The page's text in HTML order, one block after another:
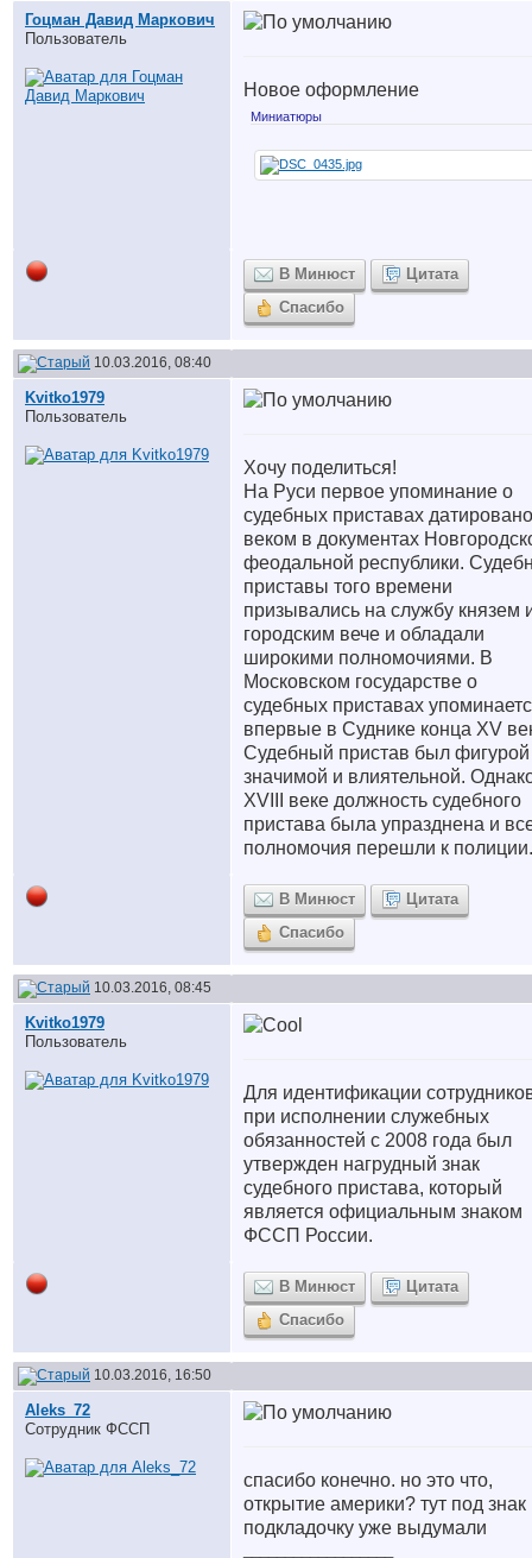
Гоцман Давид Маркович
Пользователь
Новое оформление
Миниатюры
В Минюст
Цитата
Спасибо
10.03.2016, 08:40
Kvitko1979
Пользователь
Хочу поделиться!
На Руси первое упоминание о
судебных приставах
веком в документах
феодальной республики.
приставы того времени
призывались на службу князем
городским вече и обладали
широкими полномочиями. В
Московском государстве о
судебных приставах
впервые в Суднике конца XV
Судебный пристав был фигурой
значимой и влиятельной.
XVIII веке должность судебного
пристава была упразднена и
полномочия перешли к полиции.
В Минюст
Цитата
Спасибо
10.03.2016, 08:45
Kvitko1979
Пользователь
Для идентификации
при исполнении служебных
обязанностей с 2008 года был
утвержден нагрудный знак
судебного пристава, который
является официальным знаком
ФССП России.
В Минюст
Цитата
Спасибо
10.03.2016, 16:50
Aleks_72
Сотрудник ФССП
спасибо конечно. но это что,
открытие америки? тут под знак
подкладочку уже выдумали